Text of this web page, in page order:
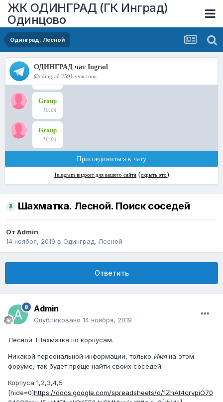
ЖК ОДИНГРАД (ГК Инград)
Одинцово
Одинград. Лесной
Шахматка. Лесной. Поиск соседей
От Admin
14 ноября, 2019 в Одинград. Лесной
Ответить
Admin
Опубликовано 14 ноября, 2019
Лесной. Шахматка по корпусам.
Никакой персональной информации, только Имяна этом
форуме, так будет проще найти своих соседей
Корпуса 1,2,3,4,5
[hide=0]https://docs.google.com/spreadsheets/d/1ZhAt4crvpiO70